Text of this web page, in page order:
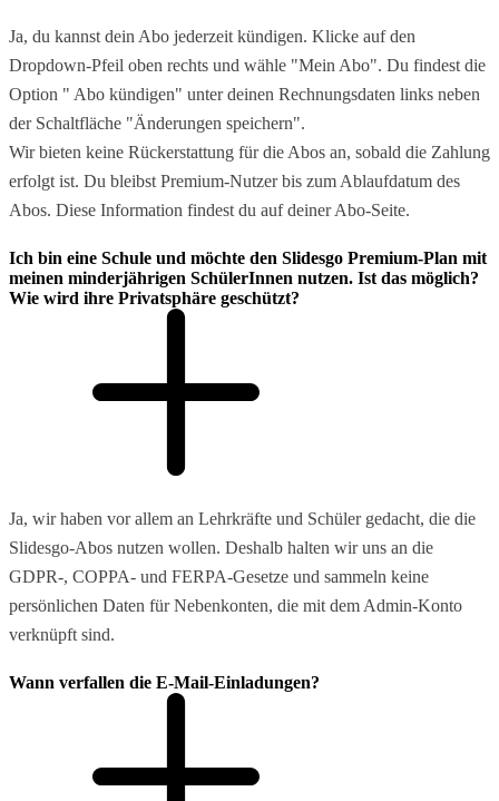
Ja, du kannst dein Abo jederzeit kündigen. Klicke auf den
Dropdown-Pfeil oben rechts und wähle "Mein Abo". Du findest die
Option " Abo kündigen" unter deinen Rechnungsdaten links neben
der Schaltfläche "Änderungen speichern".
Wir bieten keine Rückerstattung für die Abos an, sobald die Zahlung
erfolgt ist. Du bleibst Premium-Nutzer bis zum Ablaufdatum des
Abos. Diese Information findest du auf deiner Abo-Seite.
Ich bin eine Schule und möchte den Slidesgo Premium-Plan mit
meinen minderjährigen SchülerInnen nutzen. Ist das möglich?
Wie wird ihre Privatsphäre geschützt?
Ja, wir haben vor allem an Lehrkräfte und Schüler gedacht, die die
Slidesgo-Abos nutzen wollen. Deshalb halten wir uns an die
GDPR-, COPPA- und FERPA-Gesetze und sammeln keine
persönlichen Daten für Nebenkonten, die mit dem Admin-Konto
verknüpft sind.
Wann verfallen die E-Mail-Einladungen?